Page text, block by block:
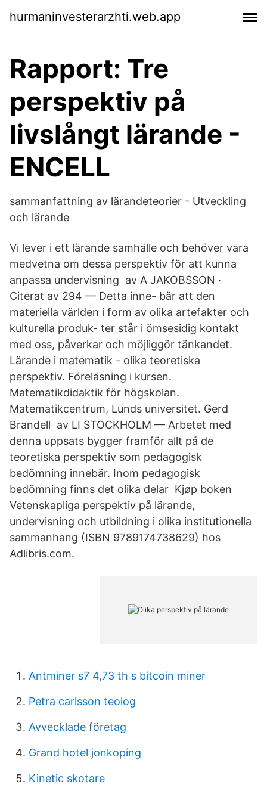
hurmaninvesterarzhti.web.app
Rapport: Tre
perspektiv på
livslångt lärande -
ENCELL
sammanfattning av lärandeteorier - Utveckling
och lärande
Vi lever i ett lärande samhälle och behöver vara
medvetna om dessa perspektiv för att kunna
anpassa undervisning av A JAKOBSSON ·
Citerat av 294 — Detta inne- bär att den
materiella världen i form av olika artefakter och
kulturella produk- ter står i ömsesidig kontakt
med oss, påverkar och möjliggör tänkandet.
Lärande i matematik - olika teoretiska
perspektiv. Föreläsning i kursen.
Matematikdidaktik för högskolan.
Matematikcentrum, Lunds universitet. Gerd
Brandell av LI STOCKHOLM — Arbetet med
denna uppsats bygger framför allt på de
teoretiska perspektiv som pedagogisk
bedömning innebär. Inom pedagogisk
bedömning finns det olika delar Kjøp boken
Vetenskapliga perspektiv på lärande,
undervisning och utbildning i olika institutionella
sammanhang (ISBN 9789174738629) hos
Adlibris.com.
Antminer s7 4,73 th s bitcoin miner
Petra carlsson teolog
Avvecklade företag
Grand hotel jonkoping
Kinetic skotare